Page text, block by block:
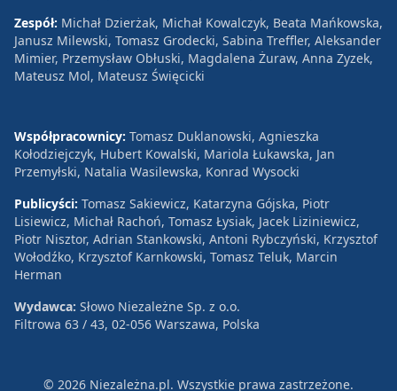
Zespół: Michał Dzierżak, Michał Kowalczyk, Beata Mańkowska,
Janusz Milewski, Tomasz Grodecki, Sabina Treffler, Aleksander
Mimier, Przemysław Obłuski, Magdalena Żuraw, Anna Zyzek,
Mateusz Mol, Mateusz Święcicki
Współpracownicy: Tomasz Duklanowski, Agnieszka
Kołodziejczyk, Hubert Kowalski, Mariola Łukawska, Jan
Przemyłski, Natalia Wasilewska, Konrad Wysocki
Publicyści: Tomasz Sakiewicz, Katarzyna Gójska, Piotr
Lisiewicz, Michał Rachoń, Tomasz Łysiak, Jacek Liziniewicz,
Piotr Nisztor, Adrian Stankowski, Antoni Rybczyński, Krzysztof
Wołodźko, Krzysztof Karnkowski, Tomasz Teluk, Marcin
Herman
Wydawca: Słowo Niezależne Sp. z o.o.
Filtrowa 63 / 43, 02-056 Warszawa, Polska
© 2026 Niezależna.pl. Wszystkie prawa zastrzeżone.